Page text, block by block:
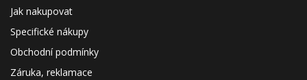
Jak nakupovat
Specifické nákupy
Obchodní podmínky
Záruka, reklamace